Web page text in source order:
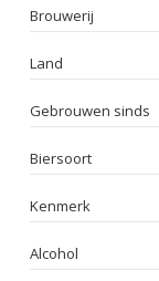
Brouwerij
Land
Gebrouwen sinds
Biersoort
Kenmerk
Alcohol